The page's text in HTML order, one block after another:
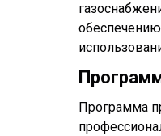
Программа